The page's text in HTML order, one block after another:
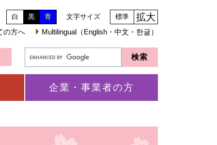
白 黒 青 文字サイズ 標準 拡大
の方へ Multilingual（English・中文・한글）
企業・事業者の方